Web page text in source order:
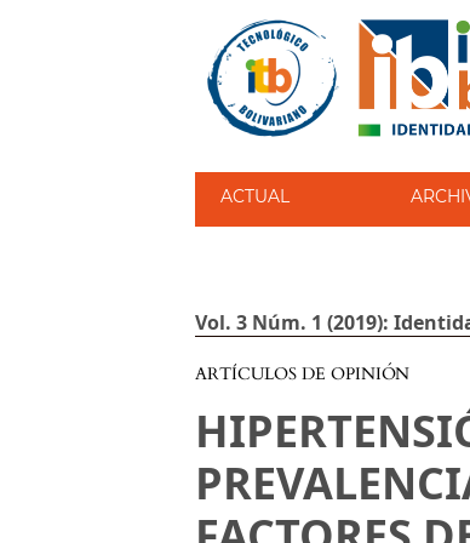
ACTUAL
Vol. 3 Núm. 1 (2019):
ARTÍCULOS DE OPINIÓN